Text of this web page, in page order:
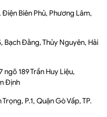
Điện Biên Phủ, Phương Lâm,
Bạch Đằng, Thủy Nguyên, Hải
ngõ 189 Trần Huy Liệu,
Định
Trọng, P.1, Quận Gò Vấp, TP.